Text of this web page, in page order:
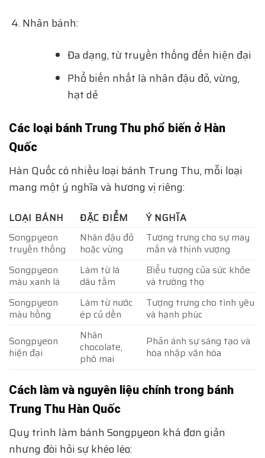
Nhân bánh:
Đa dạng, từ truyền thống đến hiện đại
Phổ biến nhất là nhân đậu đỏ, vừng,
hạt dẻ
Các loại bánh Trung Thu phổ biến ở Hàn
Quốc
Hàn Quốc có nhiều loại bánh Trung Thu, mỗi loại
mang một ý nghĩa và hương vị riêng:
LOẠI BÁNH ĐẶC ĐIỂM
Ý NGHĨA
Songpyeon
truyền thống
Nhân đậu đỏ
hoặc vừng
Tượng trưng cho sự may
mắn và thịnh vượng
Songpyeon
màu xanh lá
Làm từ lá
dâu tằm
Biểu tượng của sức khỏe
và trường thọ
Songpyeon
màu hồng
Làm từ nước
ép củ dền
Tượng trưng cho tình yêu
và hạnh phúc
Songpyeon
hiện đại
Nhân
chocolate,
phô mai
Phản ánh sự sáng tạo và
hòa nhập văn hóa
Cách làm và nguyên liệu chính trong bánh
Trung Thu Hàn Quốc
Quy trình làm bánh Songpyeon khá đơn giản
nhưng đòi hỏi sự khéo léo: